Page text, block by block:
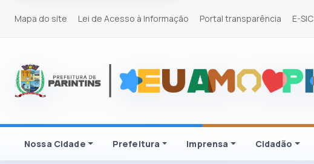
Mapa do site Lei de Acesso à Informação Portal transparência E-SIC
Nossa Cidade Prefeitura Imprensa Cidadão